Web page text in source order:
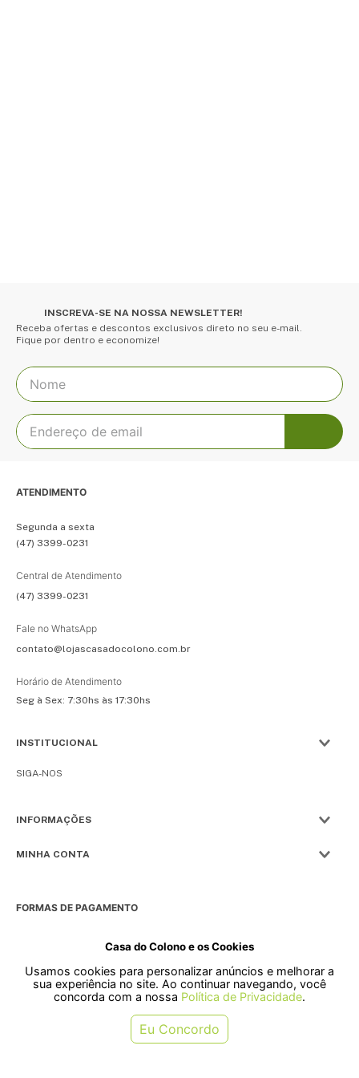
Casa do Colono e os Cookies
Usamos cookies para personalizar anúncios e melhorar a
sua experiência no site. Ao continuar navegando, você
concorda com a nossa Política de Privacidade.
Eu Concordo
INSCREVA-SE NA NOSSA NEWSLETTER!
Receba ofertas e descontos exclusivos direto no seu e-mail.
Fique por dentro e economize!
ATENDIMENTO
Segunda a sexta
(47) 3399-0231
Central de Atendimento
(47) 3399-0231
Fale no WhatsApp
contato@lojascasadocolono.com.br
Horário de Atendimento
Seg à Sex: 7:30hs às 17:30hs
INSTITUCIONAL
SIGA-NOS
INFORMAÇÕES
MINHA CONTA
FORMAS DE PAGAMENTO
SELOS
Rua Pre. Frederico Hardt, 119 - Centro, Indaial - SC, 89080-018